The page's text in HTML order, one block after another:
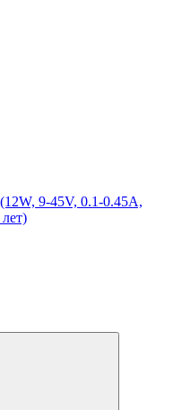
9-45V, 0.1-0.45A,